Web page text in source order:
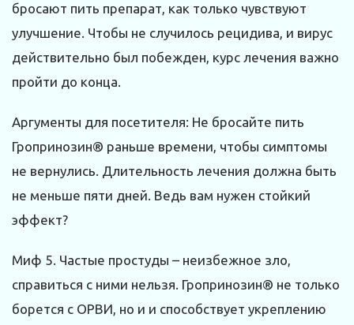
бросают пить препарат, как только чувствуют
улучшение. Чтобы не случилось рецидива, и вирус
действительно был побежден, курс лечения важно
пройти до конца.
Аргументы для посетителя: Не бросайте пить
Гропринозин® раньше времени, чтобы симптомы
не вернулись. Длительность лечения должна быть
не меньше пяти дней. Ведь вам нужен стойкий
эффект?
Миф 5. Частые простуды – неизбежное зло,
справиться с ними нельзя. Гропринозин® не только
борется с ОРВИ, но и и способствует укреплению